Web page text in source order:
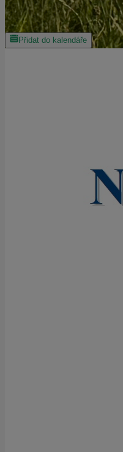
Přidat do kalendáře